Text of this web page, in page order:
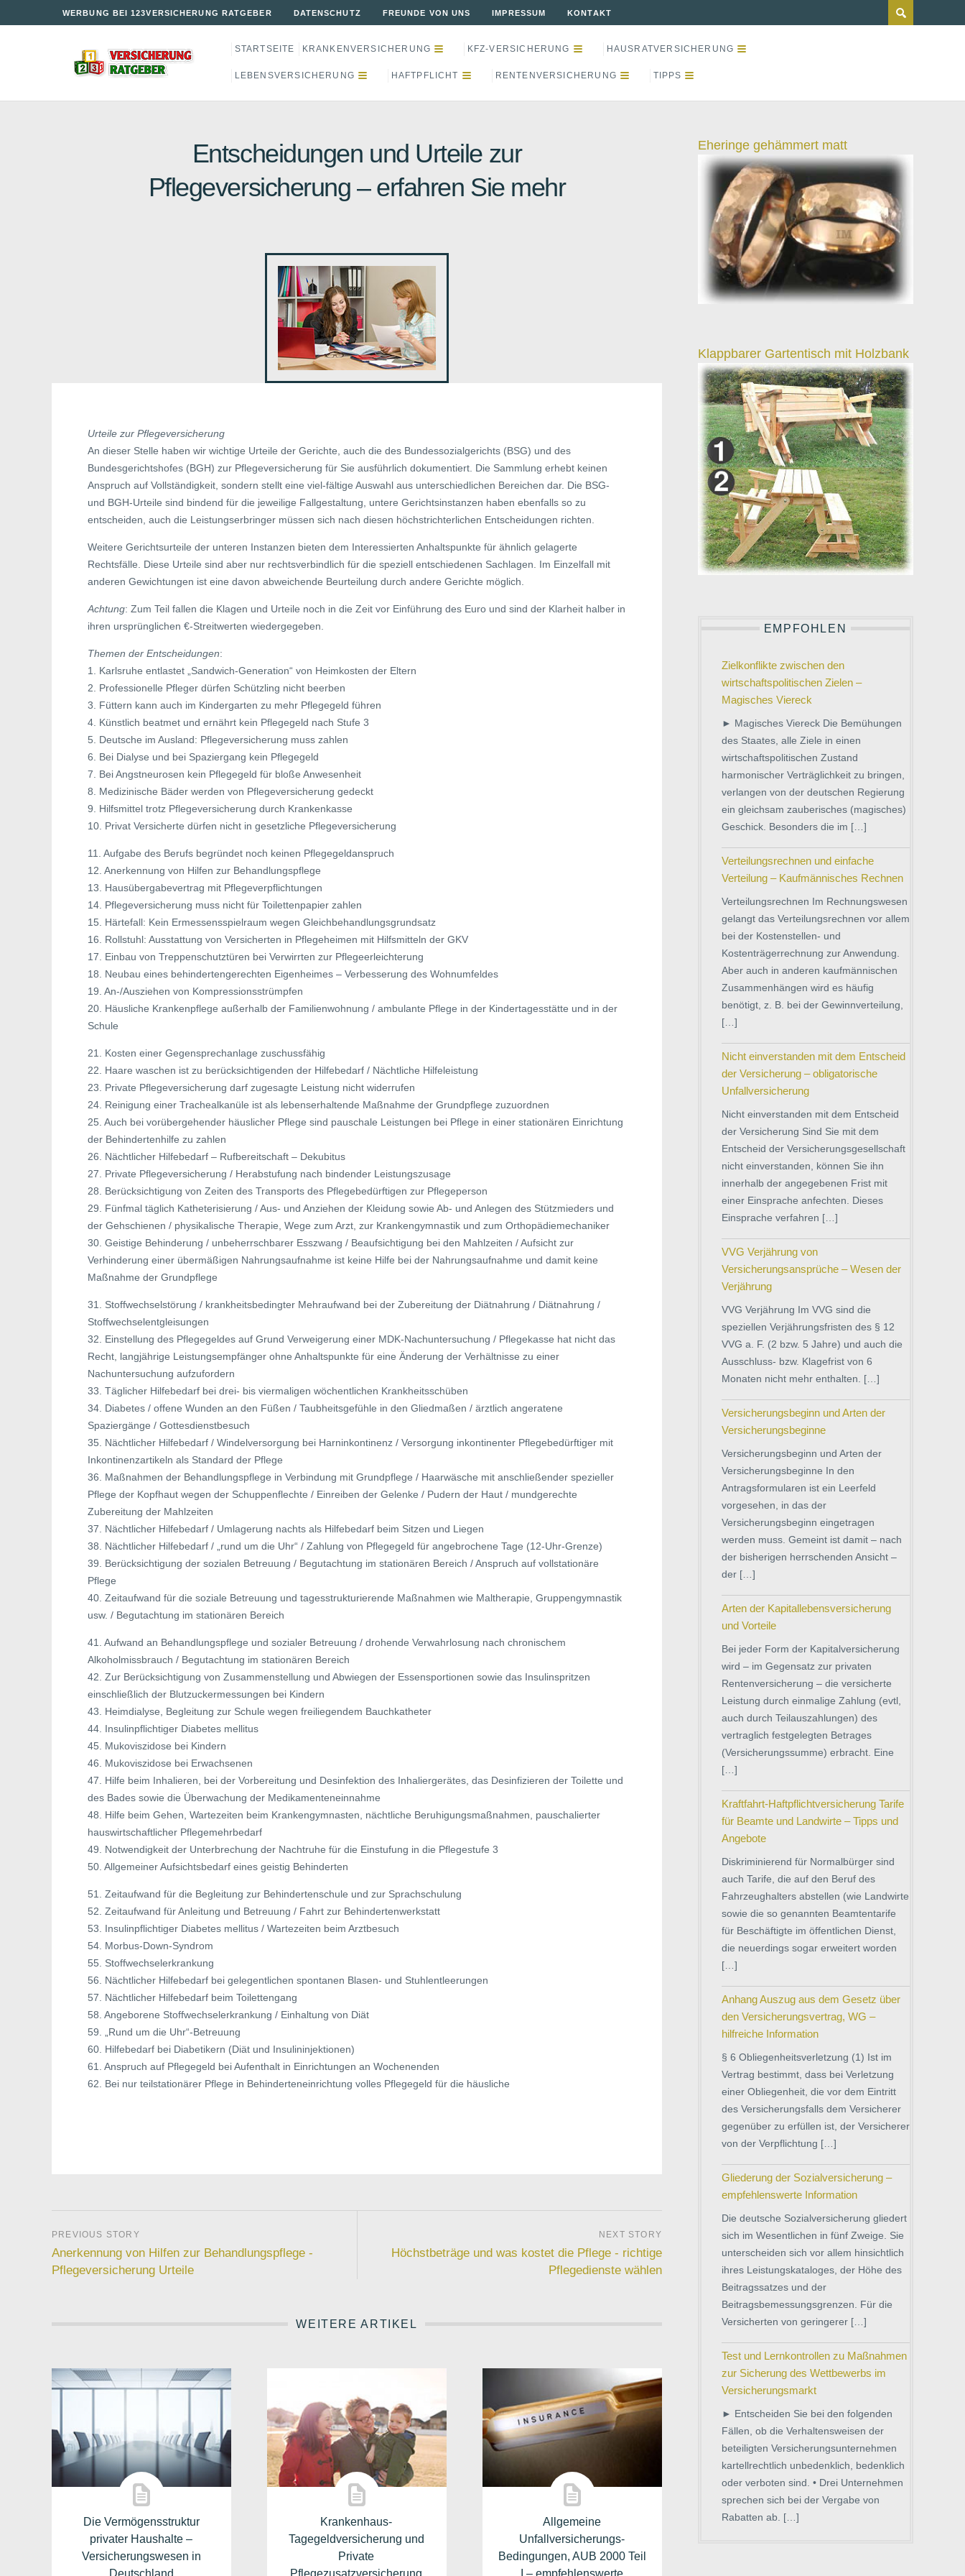
WERBUNG BEI 123VERSICHERUNG RATGEBER DATENSCHUTZ FREUNDE VON UNS IMPRESSUM KONTAKT
STARTSEITE KRANKENVERSICHERUNG KFZ-VERSICHERUNG HAUSRATVERSICHERUNG
LEBENSVERSICHERUNG HAFTPFLICHT RENTENVERSICHERUNG TIPPS
Entscheidungen und Urteile zur
Pflegeversicherung – erfahren Sie mehr
Urteile zur Pflegeversicherung
An dieser Stelle haben wir wichtige Urteile der Gerichte, auch die des Bundessozialgerichts (BSG) und des
Bundesgerichtshofes (BGH) zur Pflegeversicherung für Sie ausführlich dokumentiert. Die Sammlung erhebt keinen
Anspruch auf Vollständigkeit, sondern stellt eine viel-fältige Auswahl aus unterschiedlichen Bereichen dar. Die BSG-
und BGH-Urteile sind bindend für die jeweilige Fallgestaltung, untere Gerichtsinstanzen haben ebenfalls so zu
entscheiden, auch die Leistungserbringer müssen sich nach diesen höchstrichterlichen Entscheidungen richten.
Weitere Gerichtsurteile der unteren Instanzen bieten dem Interessierten Anhaltspunkte für ähnlich gelagerte
Rechtsfälle. Diese Urteile sind aber nur rechtsverbindlich für die speziell entschiedenen Sachlagen. Im Einzelfall mit
anderen Gewichtungen ist eine davon abweichende Beurteilung durch andere Gerichte möglich.
Achtung: Zum Teil fallen die Klagen und Urteile noch in die Zeit vor Einführung des Euro und sind der Klarheit halber in
ihren ursprünglichen €-Streitwerten wiedergegeben.
Themen der Entscheidungen:
1. Karlsruhe entlastet „Sandwich-Generation“ von Heimkosten der Eltern
2. Professionelle Pfleger dürfen Schützling nicht beerben
3. Füttern kann auch im Kindergarten zu mehr Pflegegeld führen
4. Künstlich beatmet und ernährt kein Pflegegeld nach Stufe 3
5. Deutsche im Ausland: Pflegeversicherung muss zahlen
6. Bei Dialyse und bei Spaziergang kein Pflegegeld
7. Bei Angstneurosen kein Pflegegeld für bloße Anwesenheit
8. Medizinische Bäder werden von Pflegeversicherung gedeckt
9. Hilfsmittel trotz Pflegeversicherung durch Krankenkasse
10. Privat Versicherte dürfen nicht in gesetzliche Pflegeversicherung
11. Aufgabe des Berufs begründet noch keinen Pflegegeldanspruch
12. Anerkennung von Hilfen zur Behandlungspflege
13. Hausübergabevertrag mit Pflegeverpflichtungen
14. Pflegeversicherung muss nicht für Toilettenpapier zahlen
15. Härtefall: Kein Ermessensspielraum wegen Gleichbehandlungsgrundsatz
16. Rollstuhl: Ausstattung von Versicherten in Pflegeheimen mit Hilfsmitteln der GKV
17. Einbau von Treppenschutztüren bei Verwirrten zur Pflegeerleichterung
18. Neubau eines behindertengerechten Eigenheimes – Verbesserung des Wohnumfeldes
19. An-/Ausziehen von Kompressionsstrümpfen
20. Häusliche Krankenpflege außerhalb der Familienwohnung / ambulante Pflege in der Kindertagesstätte und in der
Schule
21. Kosten einer Gegensprechanlage zuschussfähig
22. Haare waschen ist zu berücksichtigenden der Hilfebedarf / Nächtliche Hilfeleistung
23. Private Pflegeversicherung darf zugesagte Leistung nicht widerrufen
24. Reinigung einer Trachealkanüle ist als lebenserhaltende Maßnahme der Grundpflege zuzuordnen
25. Auch bei vorübergehender häuslicher Pflege sind pauschale Leistungen bei Pflege in einer stationären Einrichtung
der Behindertenhilfe zu zahlen
26. Nächtlicher Hilfebedarf – Rufbereitschaft – Dekubitus
27. Private Pflegeversicherung / Herabstufung nach bindender Leistungszusage
28. Berücksichtigung von Zeiten des Transports des Pflegebedürftigen zur Pflegeperson
29. Fünfmal täglich Katheterisierung / Aus- und Anziehen der Kleidung sowie Ab- und Anlegen des Stützmieders und
der Gehschienen / physikalische Therapie, Wege zum Arzt, zur Krankengymnastik und zum Orthopädiemechaniker
30. Geistige Behinderung / unbeherrschbarer Esszwang / Beaufsichtigung bei den Mahlzeiten / Aufsicht zur
Verhinderung einer übermäßigen Nahrungsaufnahme ist keine Hilfe bei der Nahrungsaufnahme und damit keine
Maßnahme der Grundpflege
31. Stoffwechselstörung / krankheitsbedingter Mehraufwand bei der Zubereitung der Diätnahrung / Diätnahrung /
Stoffwechselentgleisungen
32. Einstellung des Pflegegeldes auf Grund Verweigerung einer MDK-Nachuntersuchung / Pflegekasse hat nicht das
Recht, langjährige Leistungsempfänger ohne Anhaltspunkte für eine Änderung der Verhältnisse zu einer
Nachuntersuchung aufzufordern
33. Täglicher Hilfebedarf bei drei- bis viermaligen wöchentlichen Krankheitsschüben
34. Diabetes / offene Wunden an den Füßen / Taubheitsgefühle in den Gliedmaßen / ärztlich angeratene
Spaziergänge / Gottesdienstbesuch
35. Nächtlicher Hilfebedarf / Windelversorgung bei Harninkontinenz / Versorgung inkontinenter Pflegebedürftiger mit
Inkontinenzartikeln als Standard der Pflege
36. Maßnahmen der Behandlungspflege in Verbindung mit Grundpflege / Haarwäsche mit anschließender spezieller
Pflege der Kopfhaut wegen der Schuppenflechte / Einreiben der Gelenke / Pudern der Haut / mundgerechte
Zubereitung der Mahlzeiten
37. Nächtlicher Hilfebedarf / Umlagerung nachts als Hilfebedarf beim Sitzen und Liegen
38. Nächtlicher Hilfebedarf / „rund um die Uhr“ / Zahlung von Pflegegeld für angebrochene Tage (12-Uhr-Grenze)
39. Berücksichtigung der sozialen Betreuung / Begutachtung im stationären Bereich / Anspruch auf vollstationäre
Pflege
40. Zeitaufwand für die soziale Betreuung und tagesstrukturierende Maßnahmen wie Maltherapie, Gruppengymnastik
usw. / Begutachtung im stationären Bereich
41. Aufwand an Behandlungspflege und sozialer Betreuung / drohende Verwahrlosung nach chronischem
Alkoholmissbrauch / Begutachtung im stationären Bereich
42. Zur Berücksichtigung von Zusammenstellung und Abwiegen der Essensportionen sowie das Insulinspritzen
einschließlich der Blutzuckermessungen bei Kindern
43. Heimdialyse, Begleitung zur Schule wegen freiliegendem Bauchkatheter
44. Insulinpflichtiger Diabetes mellitus
45. Mukoviszidose bei Kindern
46. Mukoviszidose bei Erwachsenen
47. Hilfe beim Inhalieren, bei der Vorbereitung und Desinfektion des Inhaliergerätes, das Desinfizieren der Toilette und
des Bades sowie die Überwachung der Medikamenteneinnahme
48. Hilfe beim Gehen, Wartezeiten beim Krankengymnasten, nächtliche Beruhigungsmaßnahmen, pauschalierter
hauswirtschaftlicher Pflegemehrbedarf
49. Notwendigkeit der Unterbrechung der Nachtruhe für die Einstufung in die Pflegestufe 3
50. Allgemeiner Aufsichtsbedarf eines geistig Behinderten
51. Zeitaufwand für die Begleitung zur Behindertenschule und zur Sprachschulung
52. Zeitaufwand für Anleitung und Betreuung / Fahrt zur Behindertenwerkstatt
53. Insulinpflichtiger Diabetes mellitus / Wartezeiten beim Arztbesuch
54. Morbus-Down-Syndrom
55. Stoffwechselerkrankung
56. Nächtlicher Hilfebedarf bei gelegentlichen spontanen Blasen- und Stuhlentleerungen
57. Nächtlicher Hilfebedarf beim Toilettengang
58. Angeborene Stoffwechselerkrankung / Einhaltung von Diät
59. „Rund um die Uhr“-Betreuung
60. Hilfebedarf bei Diabetikern (Diät und Insulininjektionen)
61. Anspruch auf Pflegegeld bei Aufenthalt in Einrichtungen an Wochenenden
62. Bei nur teilstationärer Pflege in Behinderteneinrichtung volles Pflegegeld für die häusliche
Anerkennung von Hilfen zur Behandlungspflege -
Pflegeversicherung Urteile
Höchstbeträge und was kostet die Pflege - richtige
Pflegedienste wählen
WEITERE ARTIKEL
Die Vermögensstruktur
privater Haushalte –
Versicherungswesen in
Deutschland
Krankenhaus-
Tagegeldversicherung und
Private
Pflegezusatzversicherung
Allgemeine
Unfallversicherungs-
Bedingungen, AUB 2000 Teil
I – empfehlenswerte
Eheringe gehämmert matt
Klappbarer Gartentisch mit Holzbank
EMPFOHLEN
Zielkonflikte zwischen den
wirtschaftspolitischen Zielen –
Magisches Viereck
► Magisches Viereck Die Bemühungen
des Staates, alle Ziele in einen
wirtschaftspolitischen Zustand
harmonischer Verträglichkeit zu bringen,
verlangen von der deutschen Regierung
ein gleichsam zauberisches (magisches)
Geschick. Besonders die im […]
Verteilungsrechnen und einfache
Verteilung – Kaufmännisches Rechnen
Verteilungsrechnen Im Rechnungswesen
gelangt das Verteilungsrechnen vor allem
bei der Kostenstellen- und
Kostenträgerrechnung zur Anwendung.
Aber auch in anderen kaufmännischen
Zusammenhängen wird es häufig
benötigt, z. B. bei der Gewinnverteilung,
[…]
Nicht einverstanden mit dem Entscheid
der Versicherung – obligatorische
Unfallversicherung
Nicht einverstanden mit dem Entscheid
der Versicherung Sind Sie mit dem
Entscheid der Versicherungsgesellschaft
nicht einverstanden, können Sie ihn
innerhalb der angegebenen Frist mit
einer Einsprache anfechten. Dieses
Einsprache verfahren […]
VVG Verjährung von
Versicherungsansprüche – Wesen der
Verjährung
VVG Verjährung Im VVG sind die
speziellen Verjährungsfristen des § 12
VVG a. F. (2 bzw. 5 Jahre) und auch die
Ausschluss- bzw. Klagefrist von 6
Monaten nicht mehr enthalten. […]
Versicherungsbeginn und Arten der
Versicherungsbeginne
Versicherungsbeginn und Arten der
Versicherungsbeginne In den
Antragsformularen ist ein Leerfeld
vorgesehen, in das der
Versicherungsbeginn eingetragen
werden muss. Gemeint ist damit – nach
der bisherigen herrschenden Ansicht –
der […]
Arten der Kapitallebensversicherung
und Vorteile
Bei jeder Form der Kapitalversicherung
wird – im Gegensatz zur privaten
Rentenversicherung – die versicherte
Leistung durch einmalige Zahlung (evtl,
auch durch Teilauszahlungen) des
vertraglich festgelegten Betrages
(Versicherungssumme) erbracht. Eine
[…]
Kraftfahrt-Haftpflichtversicherung Tarife
für Beamte und Landwirte – Tipps und
Angebote
Diskriminierend für Normalbürger sind
auch Tarife, die auf den Beruf des
Fahrzeughalters abstellen (wie Landwirte
sowie die so genannten Beamtentarife
für Beschäftigte im öffentlichen Dienst,
die neuerdings sogar erweitert worden
[…]
Anhang Auszug aus dem Gesetz über
den Versicherungsvertrag, WG –
hilfreiche Information
§ 6 Obliegenheitsverletzung (1) Ist im
Vertrag bestimmt, dass bei Verletzung
einer Obliegenheit, die vor dem Eintritt
des Versicherungsfalls dem Versicherer
gegenüber zu erfüllen ist, der Versicherer
von der Verpflichtung […]
Gliederung der Sozialversicherung –
empfehlenswerte Information
Die deutsche Sozialversicherung gliedert
sich im Wesentlichen in fünf Zweige. Sie
unterscheiden sich vor allem hinsichtlich
ihres Leistungskataloges, der Höhe des
Beitragssatzes und der
Beitragsbemessungsgrenzen. Für die
Versicherten von geringerer […]
Test und Lernkontrollen zu Maßnahmen
zur Sicherung des Wettbewerbs im
Versicherungsmarkt
► Entscheiden Sie bei den folgenden
Fällen, ob die Verhaltensweisen der
beteiligten Versicherungsunternehmen
kartellrechtlich unbedenklich, bedenklich
oder verboten sind. • Drei Unternehmen
sprechen sich bei der Vergabe von
Rabatten ab. […]